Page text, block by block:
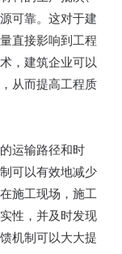
可靠。这对于建
直接影响到工程
，建筑企业可以
从而提高工程质
运输路径和时
可以有效地减少
施工现场，施工
性，并及时发现
机制可以大大提